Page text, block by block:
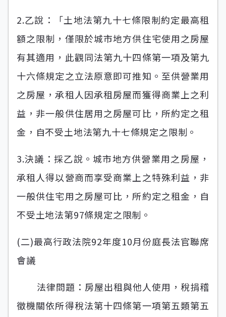
2.乙說：「土地法第九十七條限制約定最高租
額之限制，僅限於城市地方供住宅使用之房屋
有其適用，此觀同法第九十四條第一項及第九
十六條規定之立法原意即可推知。至供營業用
之房屋，承租人因承租房屋而獲得商業上之利
益，非一般供住居用之房屋可比，所約定之租
金，自不受土地法第九十七條規定之限制。
3.決議：採乙說。城市地方供營業用之房屋，
承租人得以營商而享受商業上之特殊利益，非
一般供住宅用之房屋可比，所約定之租金，自
不受土地法第97條規定之限制。
(二)最高行政法院92年度10月份庭長法官聯席
會議
法律問題：房屋出租與他人使用，稅捐稽
徵機關依所得稅法第十四條第一項第五類第五